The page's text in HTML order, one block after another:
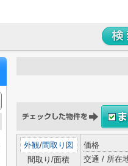
外観/間取り図
間取り/面積
価格
交通 / 所在